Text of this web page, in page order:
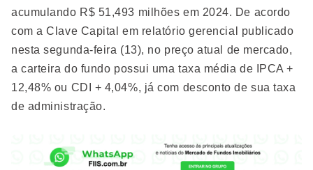
acumulando R$ 51,493 milhões em 2024. De acordo
com a Clave Capital em relatório gerencial publicado
nesta segunda-feira (13), no preço atual de mercado,
a carteira do fundo possui uma taxa média de IPCA +
12,48% ou CDI + 4,04%, já com desconto de sua taxa
de administração.